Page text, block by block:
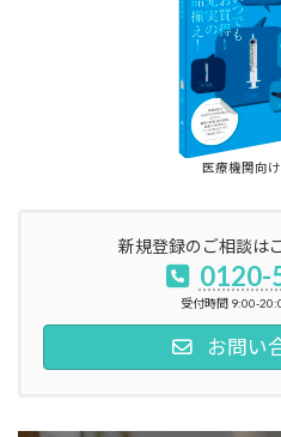
医療機関向
新規登録のご相談は
0120-
受付時間 9:00-
お問い